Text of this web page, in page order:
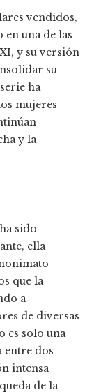
vendidos,
en una de las
y su versión
su
ha
mujeres
y la
sido
ella
que la
a
de diversas
es solo una
entre dos
intensa
de la